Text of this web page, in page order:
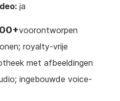
ja
voorontworpen
royalty-vrije
met afbeeldingen
ingebouwde voice-